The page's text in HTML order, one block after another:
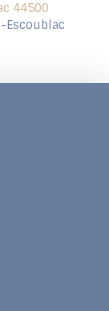
44500
Escoublac